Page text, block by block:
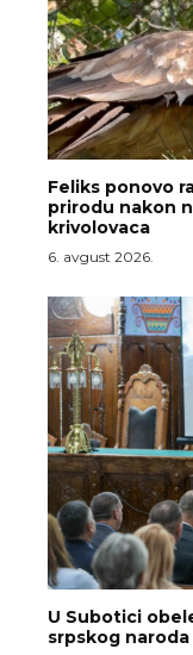
Feliks ponovo
prirodu nakon
krivolovaca
6. avgust 2026.
U Subotici
srpskog